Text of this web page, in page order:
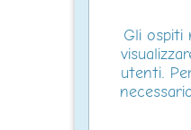
Gli ospiti
utenti.